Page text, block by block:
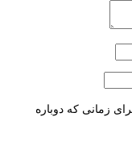
زمانی که دوباره